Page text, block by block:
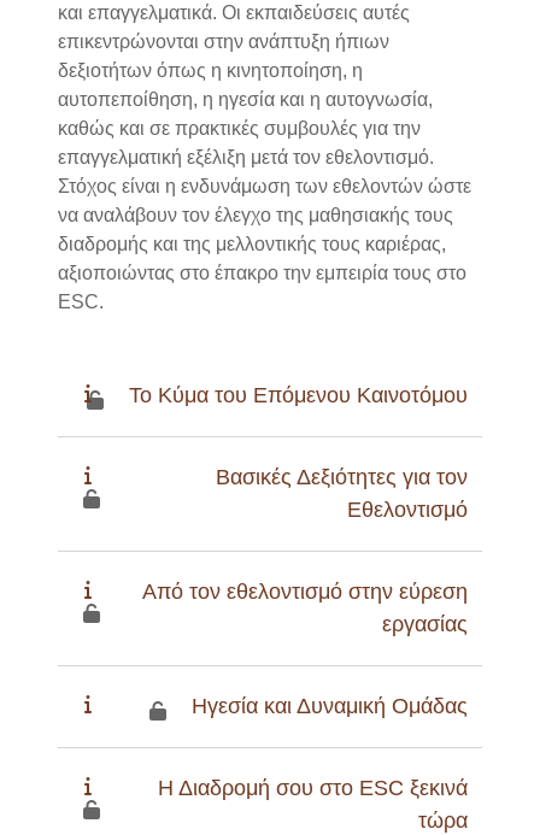
και επαγγελματικά. Οι εκπαιδεύσεις αυτές
επικεντρώνονται στην ανάπτυξη ήπιων
δεξιοτήτων όπως η κινητοποίηση, η
αυτοπεποίθηση, η ηγεσία και η αυτογνωσία,
καθώς και σε πρακτικές συμβουλές για την
επαγγελματική εξέλιξη μετά τον εθελοντισμό.
Στόχος είναι η ενδυνάμωση των εθελοντών ώστε
να αναλάβουν τον έλεγχο της μαθησιακής τους
διαδρομής και της μελλοντικής τους καριέρας,
αξιοποιώντας στο έπακρο την εμπειρία τους στο
ESC.
Το Κύμα του Επόμενου Καινοτόμου
Βασικές Δεξιότητες για τον
Εθελοντισμό
Από τον εθελοντισμό στην εύρεση
εργασίας
Ηγεσία και Δυναμική Ομάδας
Η Διαδρομή σου στο ESC ξεκινά
τώρα